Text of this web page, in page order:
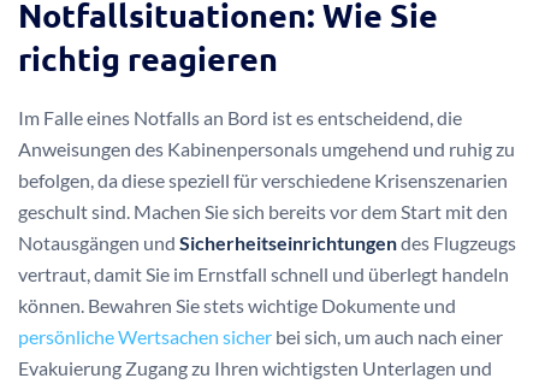
Notfallsituationen: Wie Sie
richtig reagieren
Im Falle eines Notfalls an Bord ist es entscheidend, die
Anweisungen des Kabinenpersonals umgehend und ruhig zu
befolgen, da diese speziell für verschiedene Krisenszenarien
geschult sind. Machen Sie sich bereits vor dem Start mit den
Notausgängen und Sicherheitseinrichtungendes Flugzeugs
vertraut, damit Sie im Ernstfall schnell und überlegt handeln
können. Bewahren Sie stets wichtige Dokumente und
persönliche Wertsachen sicher bei sich, um auch nach einer
Evakuierung Zugang zu Ihren wichtigsten Unterlagen und